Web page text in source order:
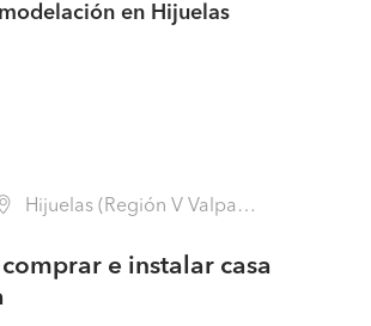
en Hijuelas
Hijuelas (Región V Valparaíso - Quillota)
e instalar casa